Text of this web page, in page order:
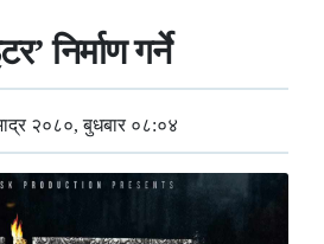
निर्माण गर्ने
२०८०, बुधबार ०८:०४